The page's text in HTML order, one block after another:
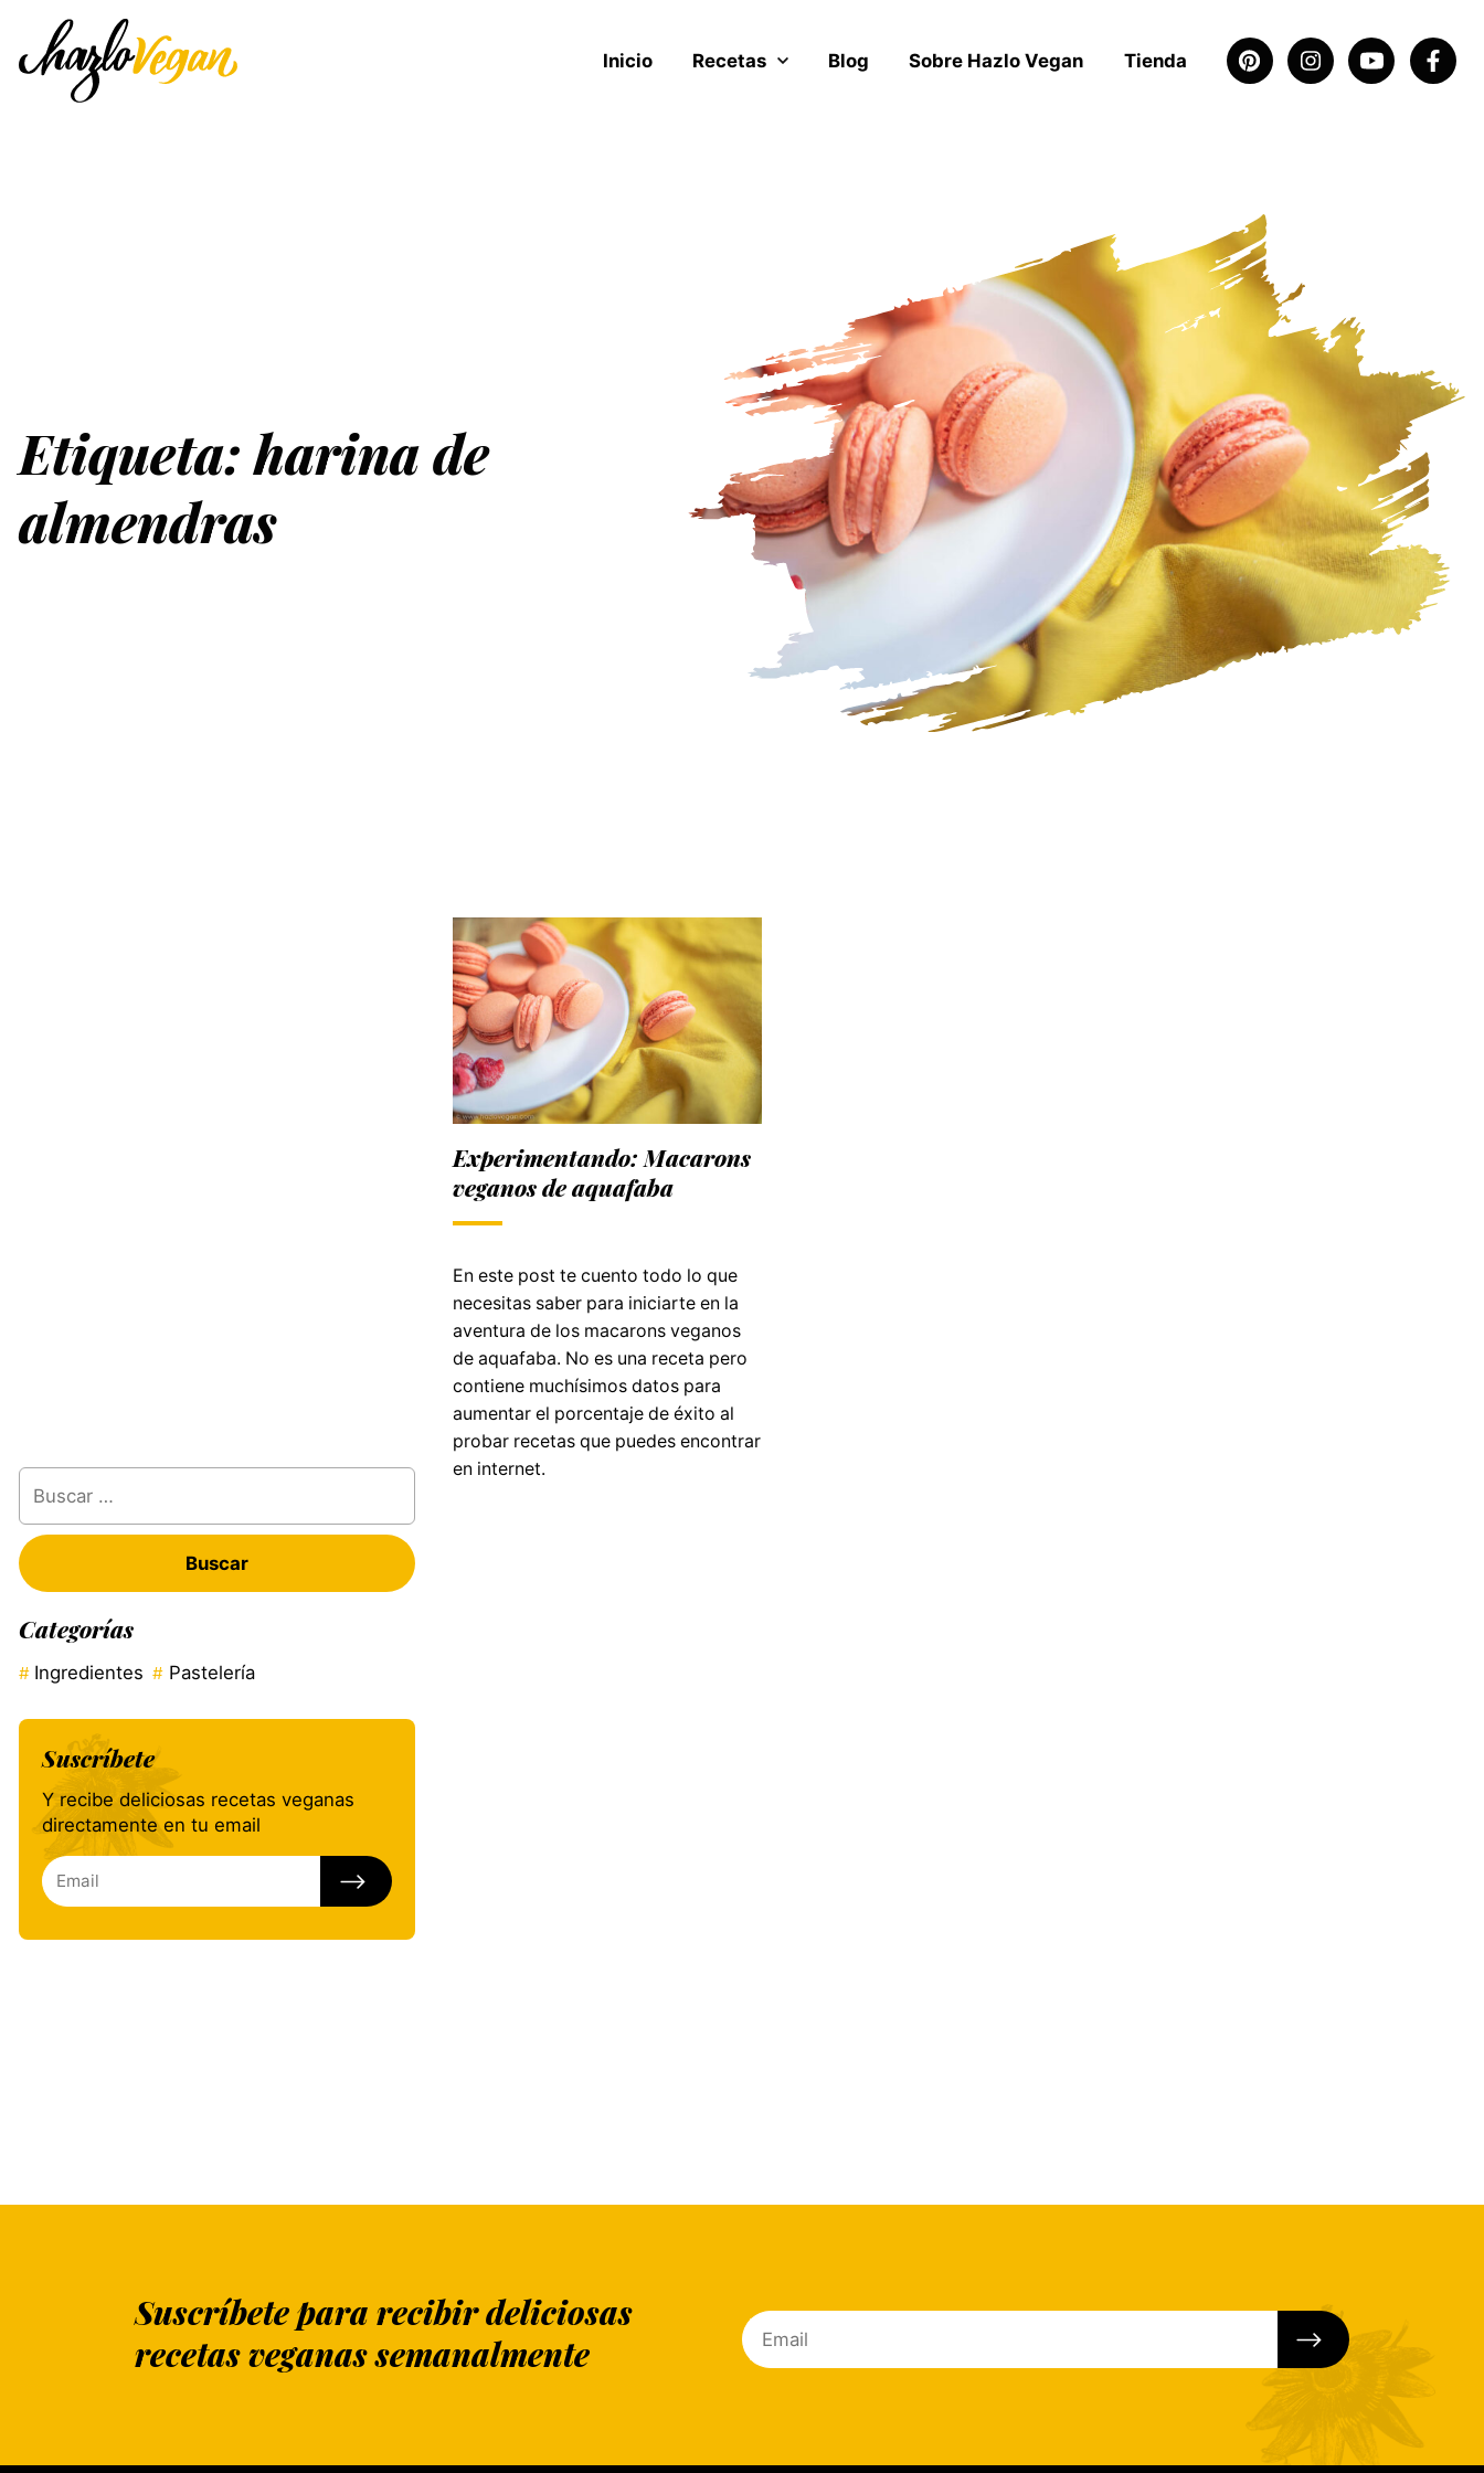
Inicio Recetas Blog Sobre Hazlo Vegan Tienda
Etiqueta:harina de
almendras
Categorías
Ingredientes Pastelería
Suscríbete
Y recibe deliciosas recetas veganas
directamente en tu email
Experimentando: Macarons
veganos de aquafaba
En este post te cuento todo lo que
necesitas saber para iniciarte en la
aventura de los macarons veganos
de aquafaba. No es una receta pero
contiene muchísimos datos para
aumentar el porcentaje de éxito al
probar recetas que puedes encontrar
en internet.
Suscríbete para recibir deliciosas
recetas veganas semanalmente